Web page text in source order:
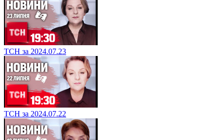
ТСН за 2024.07.23
ТСН за 2024.07.22